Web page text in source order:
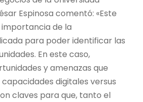
Espinosa comentó: «Este
de la
para poder identificar las
En este caso,
y amenazas que
digitales versus
claves para que, tanto el